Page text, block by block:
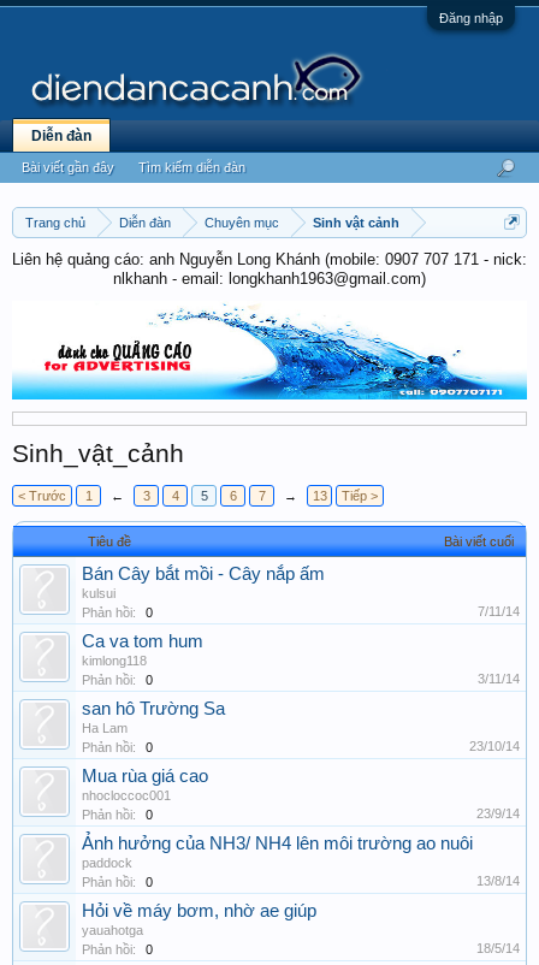
Đăng nhập
Trang chủ Diễn đàn Chuyên mục Sinh vật cảnh
Liên hệ quảng cáo: anh Nguyễn Long Khánh (mobile: 0907 707 171 - nick:
nlkhanh - email: longkhanh1963@gmail.com)
Sinh_vật_cảnh
< Trước 1 ← 3 4 5 6 7 → 13 Tiếp >
Tiêu đề Bài viết cuối
Bán Cây bắt mồi - Cây nắp ấm
kulsui
Phản hồi:
0 7/11/14
Ca va tom hum
kimlong118
Phản hồi:
0 3/11/14
san hô Trường Sa
Ha Lam
Phản hồi:
0 23/10/14
Mua rùa giá cao
nhocloccoc001
Phản hồi:
0 23/9/14
Ảnh hưởng của NH3/ NH4 lên môi trường ao nuôi
paddock
Phản hồi:
0 13/8/14
Hỏi về máy bơm, nhờ ae giúp
yauahotga
Phản hồi:
0 18/5/14
Diễn đàn
Bài viết gần đây Tìm kiếm diễn đàn